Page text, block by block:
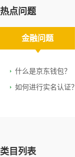
热点问题
金融问题
什么是京东钱包？
如何进行实名认证？
类目列表